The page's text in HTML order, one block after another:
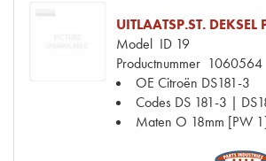
UITLAATSP.ST. DEKSEL
Model ID 19
Productnummer 1060564
OE Citroën DS181-3
Codes DS 181-3 |
Maten O 18mm [PW